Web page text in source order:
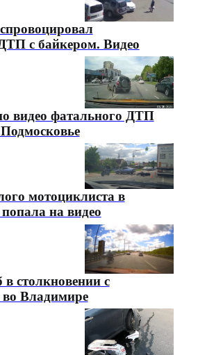
с байкером. Видео
видео фатального ДТП
мотоциклиста в
на видео
столкновении с
Владимире